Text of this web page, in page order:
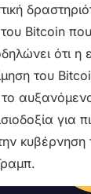
Bitcoin που
ότι η
του
για
κυβέρνηση